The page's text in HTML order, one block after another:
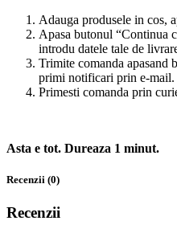
Adauga produsele in cos,
Apasa butonul “Continua
introdu datele tale de
Trimite comanda apasand
primi notificari prin e-mail.
Primesti comanda prin
Asta e tot. Dureaza 1 minut.
Recenzii (0)
Recenzii